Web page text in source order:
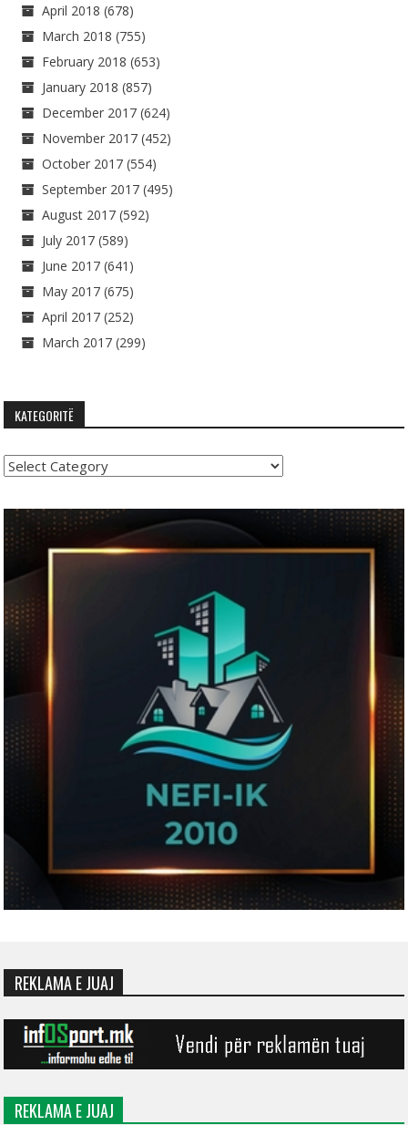
April 2018 (678)
March 2018 (755)
February 2018 (653)
January 2018 (857)
December 2017 (624)
November 2017 (452)
October 2017 (554)
September 2017 (495)
August 2017 (592)
July 2017 (589)
June 2017 (641)
May 2017 (675)
April 2017 (252)
March 2017 (299)
KATEGORITË
Kategoritë
REKLAMA E JUAJ
REKLAMA E JUAJ